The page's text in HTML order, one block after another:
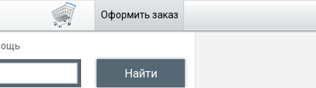
Оформить заказ